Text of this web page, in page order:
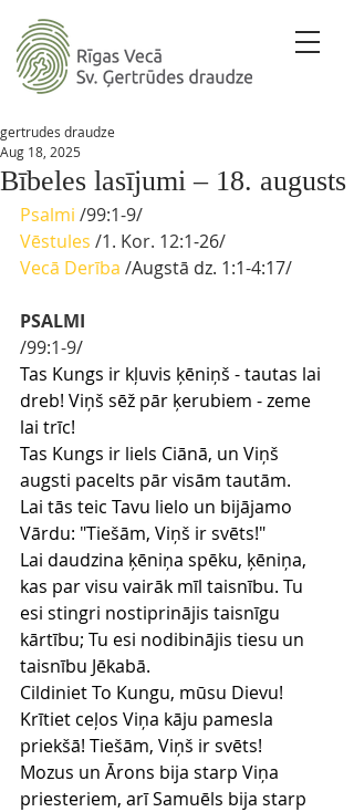
Bībeles lasījumi – 18. augusts
gertrudes draudze
Aug 18, 2025
Psalmi /99:1-9/
Vēstules /1. Kor. 12:1-26/
Vecā Derība /Augstā dz. 1:1-4:17/
PSALMI
/99:1-9/
Tas Kungs ir kļuvis ķēniņš - tautas lai
dreb! Viņš sēž pār ķerubiem - zeme
lai trīc!
Tas Kungs ir liels Ciānā, un Viņš
augsti pacelts pār visām tautām.
Lai tās teic Tavu lielo un bijājamo
Vārdu: "Tiešām, Viņš ir svēts!"
Lai daudzina ķēniņa spēku, ķēniņa,
kas par visu vairāk mīl taisnību. Tu
esi stingri nostiprinājis taisnīgu
kārtību; Tu esi nodibinājis tiesu un
taisnību Jēkabā.
Cildiniet To Kungu, mūsu Dievu!
Krītiet ceļos Viņa kāju pamesla
priekšā! Tiešām, Viņš ir svēts!
Mozus un Ārons bija starp Viņa
priesteriem, arī Samuēls bija starp